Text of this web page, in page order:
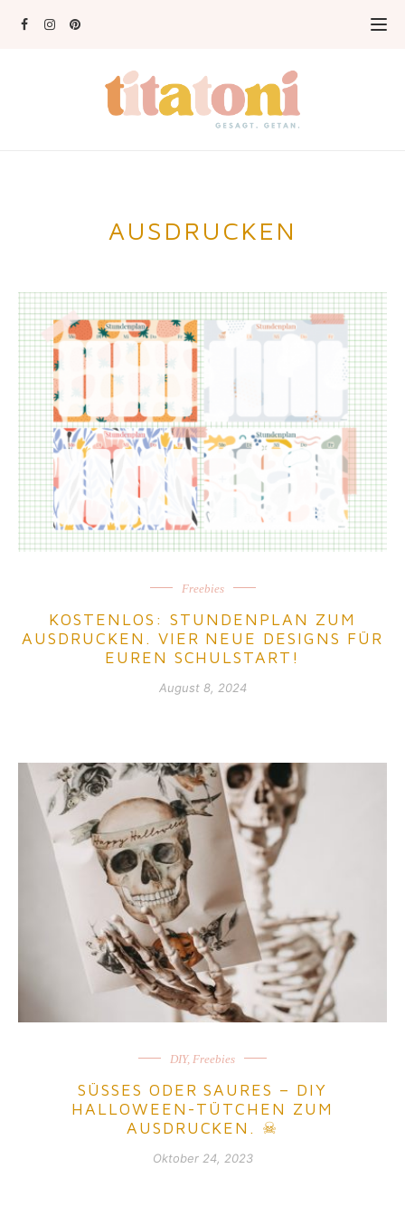
AUSDRUCKEN
Freebies
KOSTENLOS: STUNDENPLAN ZUM
AUSDRUCKEN. VIER NEUE DESIGNS FÜR
EUREN SCHULSTART!
August 8, 2024
DIY, Freebies
SÜSSES ODER SAURES – DIY
HALLOWEEN-TÜTCHEN ZUM
AUSDRUCKEN. ☠
Oktober 24, 2023